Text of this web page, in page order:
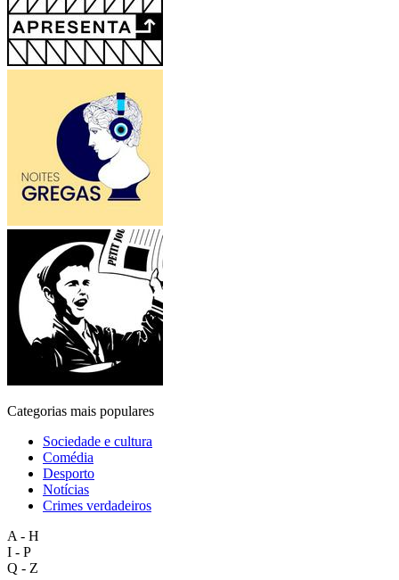
Categorias mais populares
Sociedade e cultura
Comédia
Desporto
Notícias
Crimes verdadeiros
A - H
I - P
Q - Z